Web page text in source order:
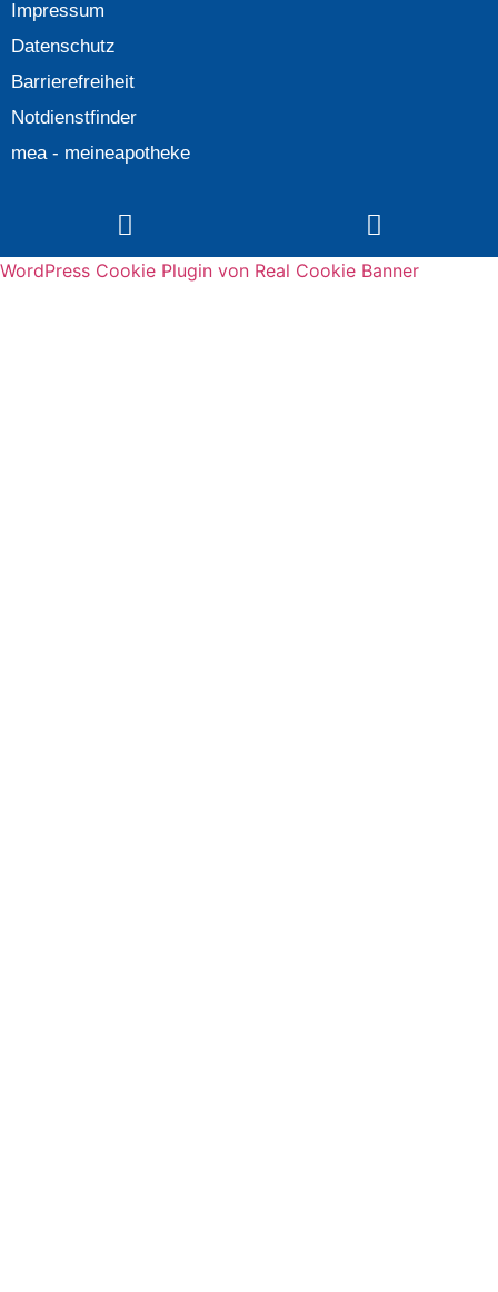
Impressum
Datenschutz
Barrierefreiheit
Notdienstfinder
mea - meineapotheke
WordPress Cookie Plugin von Real Cookie Banner